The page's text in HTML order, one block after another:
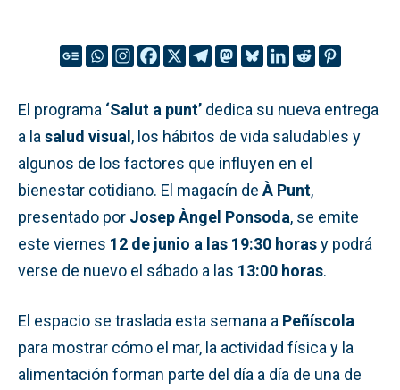
El programa ‘Salut a punt’ dedica su nueva entrega
a la salud visual, los hábitos de vida saludables y
algunos de los factores que influyen en el
bienestar cotidiano. El magacín de À Punt,
presentado por Josep Àngel Ponsoda, se emite
este viernes 12 de junio a las 19:30 horasy podrá
verse de nuevo el sábado a las 13:00 horas.
El espacio se traslada esta semana a Peñíscola
para mostrar cómo el mar, la actividad física y la
alimentación forman parte del día a día de una de